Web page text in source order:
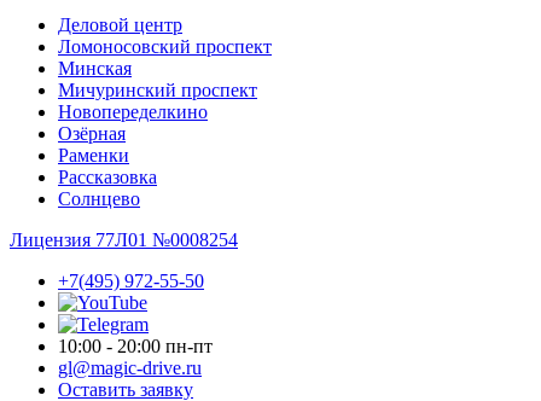
Деловой центр
Ломоносовский проспект
Минская
Мичуринский проспект
Новопере­делкино
Озёрная
Раменки
Рассказовка
Солнцево
Лицензия 77Л01 №0008254
+7(495) 972-55-50
10:00 - 20:00 пн-пт
gl@magic-drive.ru
Оставить заявку